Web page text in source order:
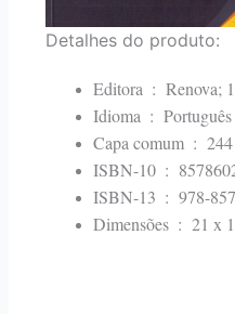
Detalhes do produto:
Editora ‏ : ‎Renova;
Idioma ‏ : ‎Português
Capa comum ‏ : ‎
ISBN-10 ‏ : ‎
ISBN-13 ‏ : ‎978-
Dimensões ‏ : ‎21 x